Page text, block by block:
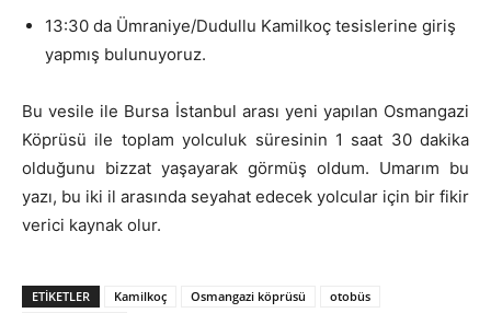
13:30 da Ümraniye/Dudullu Kamilkoç tesislerine giriş
yapmış bulunuyoruz.
Bu vesile ile Bursa İstanbul arası yeni yapılan Osmangazi
Köprüsü ile toplam yolculuk süresinin 1 saat 30 dakika
olduğunu bizzat yaşayarak görmüş oldum. Umarım bu
yazı, bu iki il arasında seyahat edecek yolcular için bir fikir
verici kaynak olur.
ETIKETLER Kamilkoç Osmangazi köprüsü
otobüs